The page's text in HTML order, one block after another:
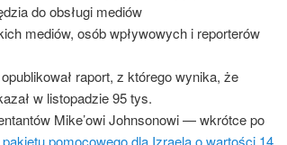
do obsługi mediów
mediów, osób wpływowych i reporterów
raport, z którego wynika, że
w listopadzie 95 tys.
Mike’owi Johnsonowi — wkrótce po
pakietu pomocowego dla Izraela o wartości 14